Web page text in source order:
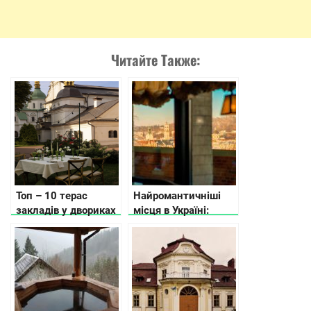
Читайте Также:
Топ – 10 терас
закладів у двориках
Києва
Найромантичніші
місця в Україні:
готелі, заклади та
інші локації, де
провести час з
коханими